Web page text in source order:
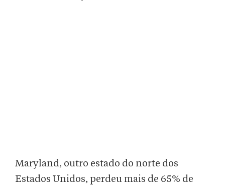
Maryland, outro estado do norte dos
Estados Unidos, perdeu mais de 65% de